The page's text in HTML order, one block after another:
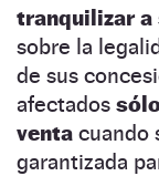
tranquilizar
sobre la
de sus
afectados
venta cuando
garantizada